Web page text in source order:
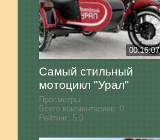
00:16:07
Самый стильный
мотоцикл "Урал"
Просмотры:
Всего комментариев: 0
Рейтинг: 5.0